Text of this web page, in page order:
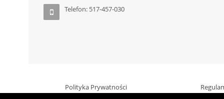
Telefon: 517-457-030
Polityka Prywatności